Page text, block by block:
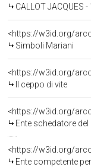
CALLOT JACQUES
<https://w3id.org/
Simboli Mariani
<https://w3id.org/
Il ceppo di vite
<https://w3id.org/
Ente schedatore del
<https://w3id.org/
Ente competente per tutela del